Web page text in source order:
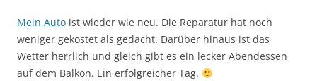
Mein Auto ist wieder wie neu. Die Reparatur hat noch
weniger gekostet als gedacht. Darüber hinaus ist das
Wetter herrlich und gleich gibt es ein lecker Abendessen
auf dem Balkon. Ein erfolgreicher Tag.